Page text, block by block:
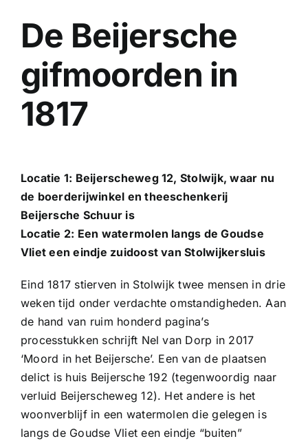
De Beijersche
gifmoorden in
1817
Locatie 1: Beijerscheweg 12, Stolwijk, waar nu
de boerderijwinkel en theeschenkerij
Beijersche Schuur is
Locatie 2: Een watermolen langs de Goudse
Vliet een eindje zuidoost van Stolwijkersluis
Eind 1817 stierven in Stolwijk twee mensen in drie
weken tijd onder verdachte omstandigheden. Aan
de hand van ruim honderd pagina’s
processtukken schrijft Nel van Dorp in 2017
‘Moord in het Beijersche’. Een van de plaatsen
delict is huis Beijersche 192 (tegenwoordig naar
verluid Beijerscheweg 12). Het andere is het
woonverblijf in een watermolen die gelegen is
langs de Goudse Vliet een eindje “buiten”